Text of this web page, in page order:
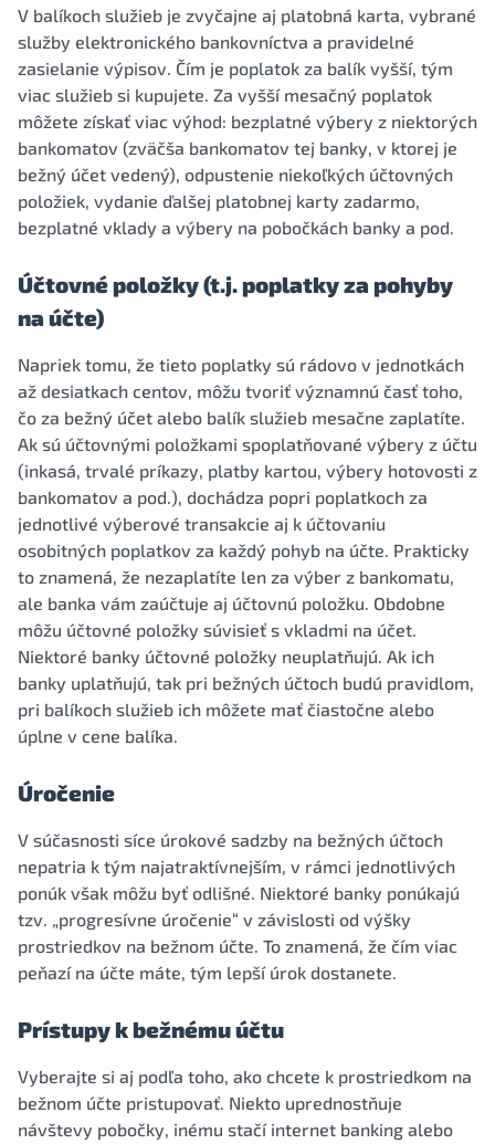
V balíkoch služieb je zvyčajne aj platobná karta, vybrané
služby elektronického bankovníctva a pravidelné
zasielanie výpisov. Čím je poplatok za balík vyšší, tým
viac služieb si kupujete. Za vyšší mesačný poplatok
môžete získať viac výhod: bezplatné výbery z niektorých
bankomatov (zväčša bankomatov tej banky, v ktorej je
bežný účet vedený), odpustenie niekoľkých účtovných
položiek, vydanie ďalšej platobnej karty zadarmo,
bezplatné vklady a výbery na pobočkách banky a pod.
Účtovné položky (t.j. poplatky za pohyby
na účte)
Napriek tomu, že tieto poplatky sú rádovo v jednotkách
až desiatkach centov, môžu tvoriť významnú časť toho,
čo za bežný účet alebo balík služieb mesačne zaplatíte.
Ak sú účtovnými položkami spoplatňované výbery z účtu
(inkasá, trvalé príkazy, platby kartou, výbery hotovosti z
bankomatov a pod.), dochádza popri poplatkoch za
jednotlivé výberové transakcie aj k účtovaniu
osobitných poplatkov za každý pohyb na účte. Prakticky
to znamená, že nezaplatíte len za výber z bankomatu,
ale banka vám zaúčtuje aj účtovnú položku. Obdobne
môžu účtovné položky súvisieť s vkladmi na účet.
Niektoré banky účtovné položky neuplatňujú. Ak ich
banky uplatňujú, tak pri bežných účtoch budú pravidlom,
pri balíkoch služieb ich môžete mať čiastočne alebo
úplne v cene balíka.
Úročenie
V súčasnosti síce úrokové sadzby na bežných účtoch
nepatria k tým najatraktívnejším, v rámci jednotlivých
ponúk však môžu byť odlišné. Niektoré banky ponúkajú
tzv. „progresívne úročenie“ v závislosti od výšky
prostriedkov na bežnom účte. To znamená, že čím viac
peňazí na účte máte, tým lepší úrok dostanete.
Prístupy k bežnému účtu
Vyberajte si aj podľa toho, ako chcete k prostriedkom na
bežnom účte pristupovať. Niekto uprednostňuje
návštevy pobočky, inému stačí internet banking alebo